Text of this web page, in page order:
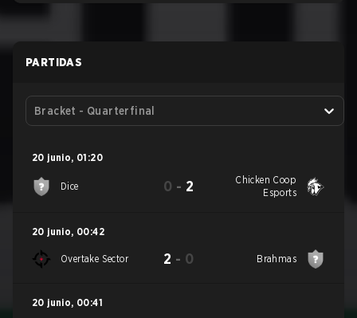
PARTIDAS
Bracket - Quarterfinal
20 junio, 01:20
Dice 0 - 2
Chicken Coop
Esports
20 junio, 00:42
Overtake Sector 2 - 0 Brahmas
20 junio, 00:41